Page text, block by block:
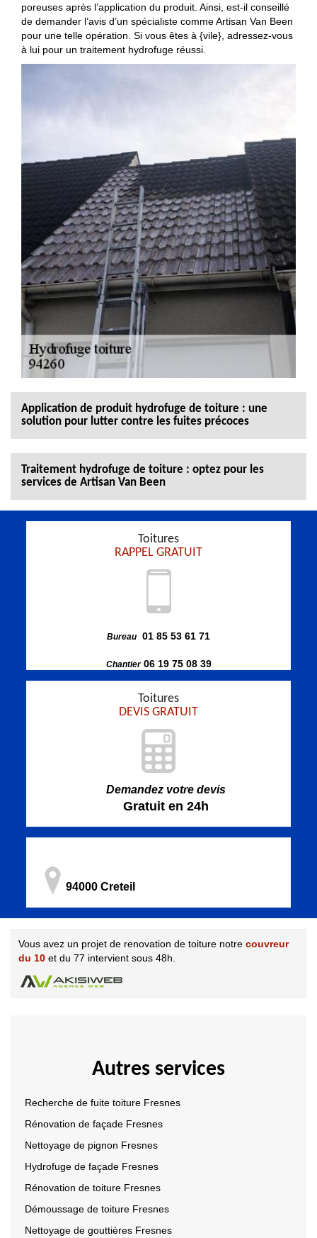
poreuses après l’application du produit. Ainsi, est-il conseillé
de demander l’avis d’un spécialiste comme Artisan Van Been
pour une telle opération. Si vous êtes à {vile}, adressez-vous
à lui pour un traitement hydrofuge réussi.
Application de produit hydrofuge de toiture : une
solution pour lutter contre les fuites précoces
Traitement hydrofuge de toiture : optez pour les
services de Artisan Van Been
Toitures
RAPPEL GRATUIT
Bureau 01 85 53 61 71
Chantier06 19 75 08 39
Toitures
DEVIS GRATUIT
Demandez votre devis
Gratuit en 24h
94000 Creteil
Vous avez un projet de renovation de toiture notre couvreur
du 10 et du 77 intervient sous 48h.
Autres services
Recherche de fuite toiture Fresnes
Rénovation de façade Fresnes
Nettoyage de pignon Fresnes
Hydrofuge de façade Fresnes
Rénovation de toiture Fresnes
Démoussage de toiture Fresnes
Nettoyage de gouttières Fresnes